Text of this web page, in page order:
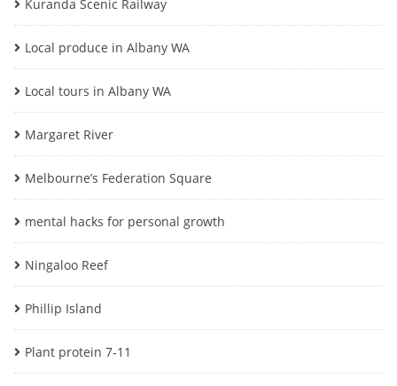
Kuranda Scenic Railway
Local produce in Albany WA
Local tours in Albany WA
Margaret River
Melbourne’s Federation Square
mental hacks for personal growth
Ningaloo Reef
Phillip Island
Plant protein 7-11